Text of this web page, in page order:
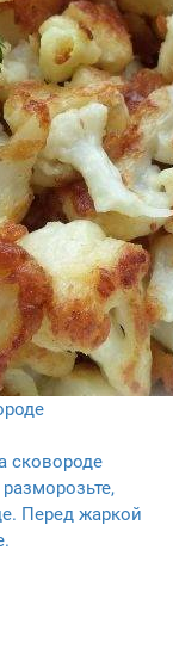
сковороде
Перед жаркой